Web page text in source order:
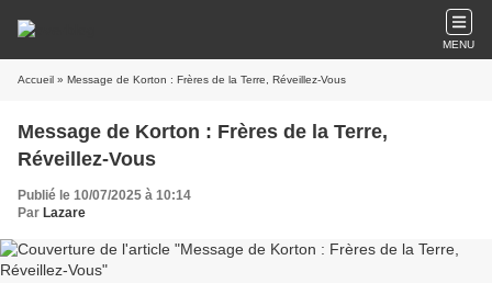
MENU
Accueil » Message de Korton : Frères de la Terre, Réveillez-Vous
Message de Korton : Frères de la Terre,
Réveillez-Vous
Publié le 10/07/2025 à 10:14
Par Lazare